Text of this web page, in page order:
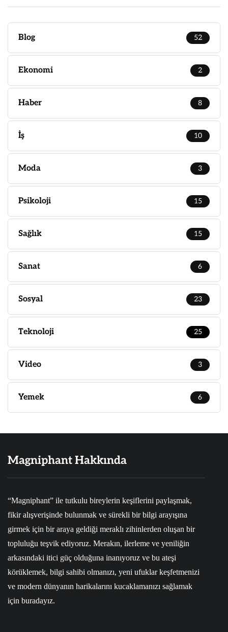
Blog 52
Ekonomi 2
Haber 8
İş 10
Moda 3
Psikoloji 15
Sağlık 15
Sanat 6
Sosyal 23
Teknoloji 25
Video 3
Yemek 6
Magniphant Hakkında
“Magniphant” ile tutkulu bireylerin keşiflerini paylaşmak,
fikir alışverişinde bulunmak ve sürekli bir bilgi arayışına
girmek için bir araya geldiği meraklı zihinlerden oluşan bir
topluluğu teşvik ediyoruz. Merakın, ilerleme ve yeniliğin
arkasındaki itici güç olduğuna inanıyoruz ve bu ateşi
körüklemek, bilgi sahibi olmanızı, yeni ufuklar keşfetmenizi
ve modern dünyanın harikalarını kucaklamanızı sağlamak
için buradayız.